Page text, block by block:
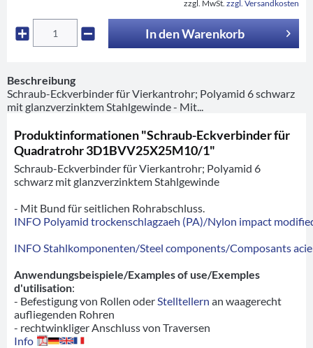
zzgl. MwSt. zzgl. Versandkosten
In denWarenkorb
Beschreibung
Schraub-Eckverbinder für Vierkantrohr; Polyamid 6 schwarz
mit glanzverzinktem Stahlgewinde - Mit...
Produktinformationen "Schraub-Eckverbinder für
Quadratrohr 3D1BVV25X25M10/1"
Schraub-Eckverbinder für Vierkantrohr; Polyamid 6
schwarz mit glanzverzinktem Stahlgewinde
- Mit Bund für seitlichen Rohrabschluss.
INFO Polyamid trockenschlagzaeh (PA)/Nylon impact
INFO Stahlkomponenten/Steel components/Composants
Anwendungsbeispiele/Examples of use/Exemples
d'utilisation:
- Befestigung von Rollen oder Stelltellern an waagerecht
aufliegenden Rohren
- rechtwinkliger Anschluss von Traversen
Info